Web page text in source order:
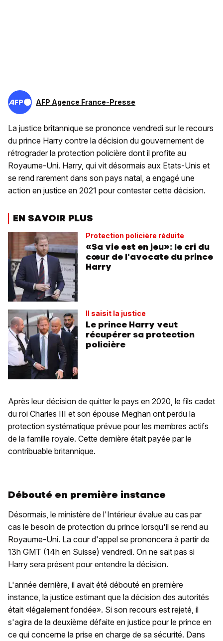
AFP Agence France-Presse
La justice britannique se prononce vendredi sur le recours
du prince Harry contre la décision du gouvernement de
rétrograder la protection policière dont il profite au
Royaume-Uni. Harry, qui vit désormais aux Etats-Unis et
se rend rarement dans son pays natal, a engagé une
action en justice en 2021 pour contester cette décision.
EN SAVOIR PLUS
Protection policière réduite
«Sa vie est en jeu»: le cri du
cœur de l'avocate du prince
Harry
Il saisit la justice
Le prince Harry veut
récupérer sa protection
policière
Après leur décision de quitter le pays en 2020, le fils cadet
du roi Charles III et son épouse Meghan ont perdu la
protection systématique prévue pour les membres actifs
de la famille royale. Cette dernière était payée par le
contribuable britannique.
Débouté en première instance
Désormais, le ministère de l'Intérieur évalue au cas par
cas le besoin de protection du prince lorsqu'il se rend au
Royaume-Uni. La cour d'appel se prononcera à partir de
13h GMT (14h en Suisse) vendredi. On ne sait pas si
Harry sera présent pour entendre la décision.
L'année dernière, il avait été débouté en première
instance, la justice estimant que la décision des autorités
était «légalement fondée». Si son recours est rejeté, il
s'agira de la deuxième défaite en justice pour le prince en
ce qui concerne la prise en charge de sa sécurité. Dans